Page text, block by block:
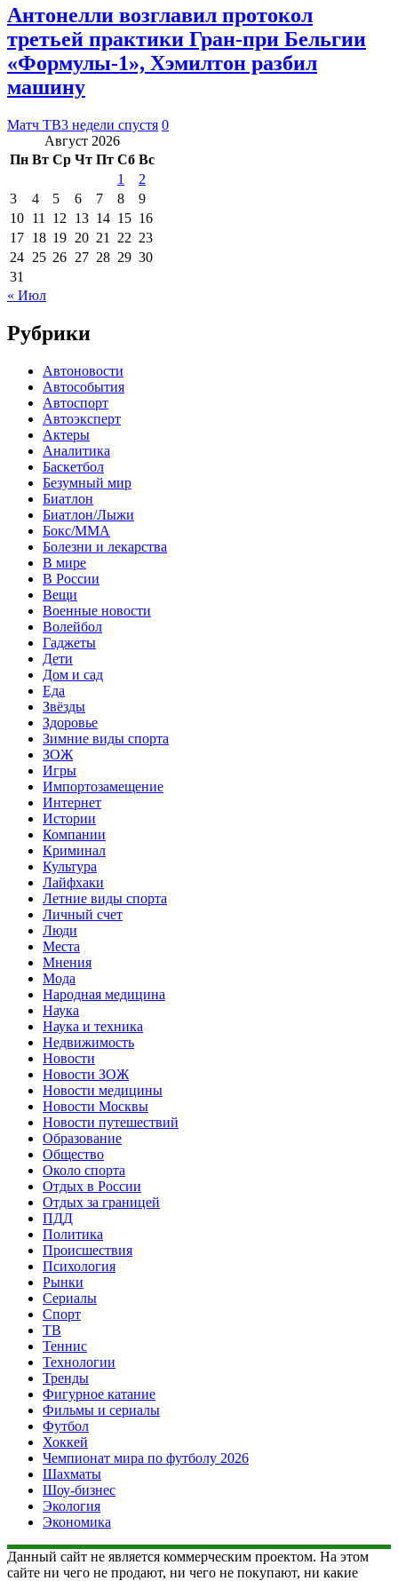
Антонелли возглавил протокол
третьей практики Гран‑при Бельгии
«Формулы‑1», Хэмилтон разбил
машину
Матч ТВ3 недели спустя 0
Август 2026
Пн Вт Ср Чт Пт Сб Вс
1
2
3
4 5 6 7 8
9
10 11 12 13 14 15 16
17 18 19 20 21 22 23
24 25 26 27 28 29 30
31
« Июл
Рубрики
Автоновости
Автособытия
Автоспорт
Автоэксперт
Актеры
Аналитика
Баскетбол
Безумный мир
Биатлон
Биатлон/Лыжи
Бокс/MMA
Болезни и лекарства
В мире
В России
Вещи
Военные новости
Волейбол
Гаджеты
Дети
Дом и сад
Еда
Звёзды
Здоровье
Зимние виды спорта
ЗОЖ
Игры
Импортозамещение
Интернет
Истории
Компании
Криминал
Культура
Лайфхаки
Летние виды спорта
Личный счет
Люди
Места
Мнения
Мода
Народная медицина
Наука
Наука и техника
Недвижимость
Новости
Новости ЗОЖ
Новости медицины
Новости Москвы
Новости путешествий
Образование
Общество
Около спорта
Отдых в России
Отдых за границей
ПДД
Политика
Происшествия
Психология
Рынки
Сериалы
Спорт
ТВ
Теннис
Технологии
Тренды
Фигурное катание
Фильмы и сериалы
Футбол
Хоккей
Чемпионат мира по футболу 2026
Шахматы
Шоу-бизнес
Экология
Экономика
Данный сайт не является коммерческим проектом. На этом
сайте ни чего не продают, ни чего не покупают, ни какие